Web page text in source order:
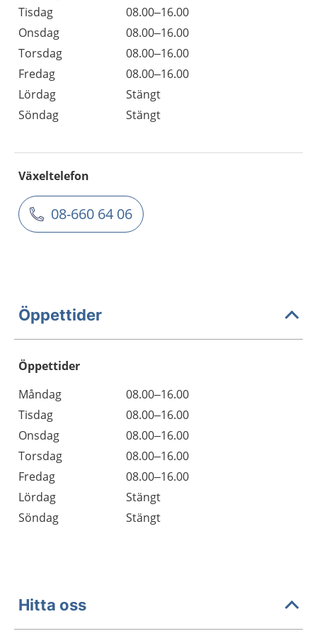
Tisdag
08.00–16.00
Onsdag
08.00–16.00
Torsdag
08.00–16.00
Fredag
08.00–16.00
Lördag
Stängt
Söndag
Stängt
Växeltelefon
08-660 64 06
Öppettider
Öppettider
Dag
Öppettider
Kommentarer
Måndag
08.00–16.00
Tisdag
08.00–16.00
Onsdag
08.00–16.00
Torsdag
08.00–16.00
Fredag
08.00–16.00
Lördag
Stängt
Söndag
Stängt
Hitta oss